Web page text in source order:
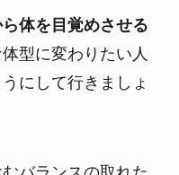
体を目覚めさせる
型に変わりたい人
にして行きましょ